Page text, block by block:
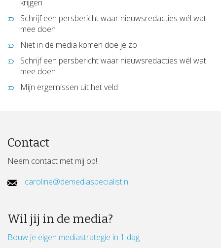
krijgen
Schrijf een persbericht waar nieuwsredacties wél wat
mee doen
Niet in de media komen doe je zo
Schrijf een persbericht waar nieuwsredacties wél wat
mee doen
Mijn ergernissen uit het veld
Contact
Neem contact met mij op!
caroline@demediaspecialist.nl
Wil jij in de media?
Bouw je eigen mediastrategie in 1 dag